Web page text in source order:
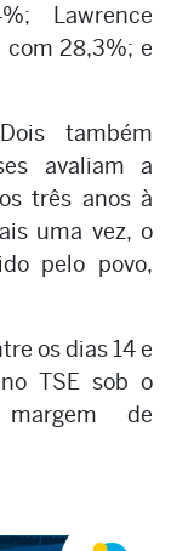
Lawrence
com 28,3%; e
também
avaliam a
três anos à
uma vez, o
pelo povo,
os dias 14 e
TSE sob o
de